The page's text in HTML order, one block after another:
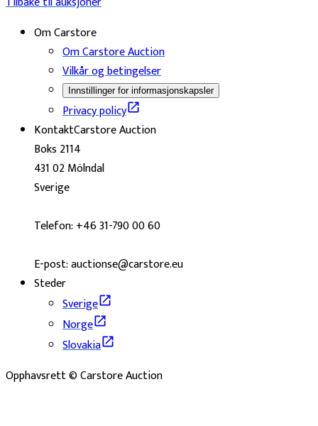
Om Carstore
Om Carstore Auction
Vilkår og betingelser
Innstillinger for informasjonskapsler
Privacy policy
KontaktCarstore Auction
Boks 2114
431 02 Mölndal
Sverige
Telefon: +46 31-790 00 60
E-post: auctionse@carstore.eu
Steder
Sverige
Norge
Slovakia
Opphavsrett © Carstore Auction